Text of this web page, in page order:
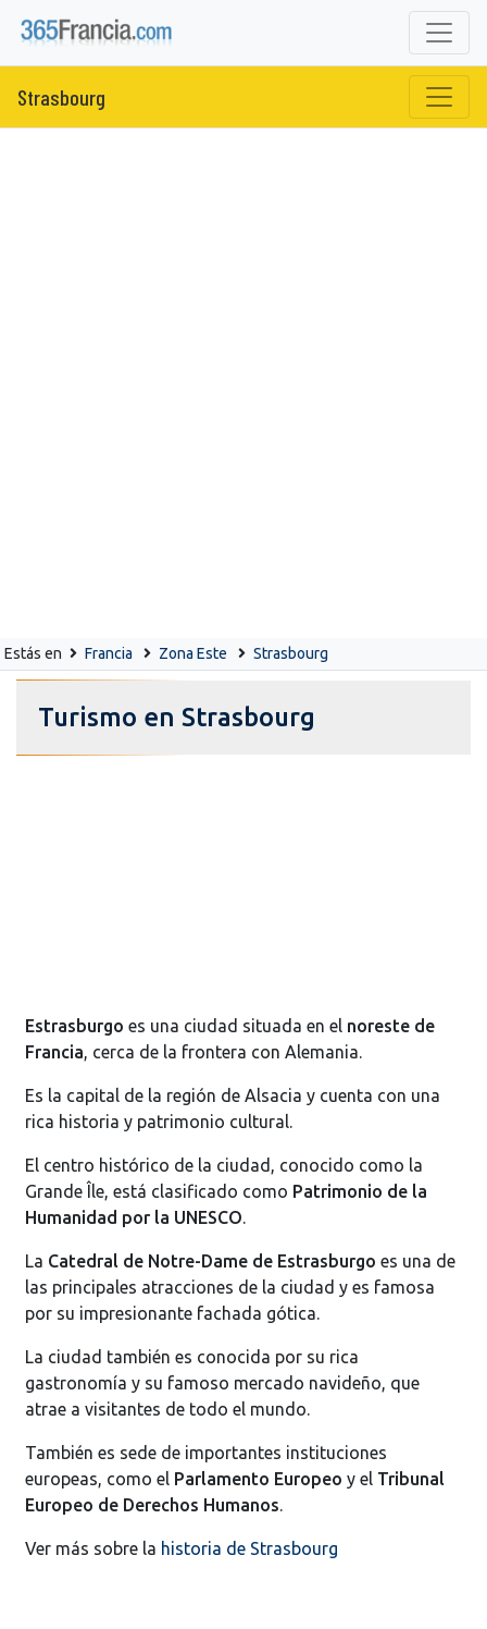
Strasbourg
Estás en Francia Zona Este Strasbourg
Turismo en Strasbourg
Estrasburgo es una ciudad situada en el noreste de
Francia, cerca de la frontera con Alemania.
Es la capital de la región de Alsacia y cuenta con una
rica historia y patrimonio cultural.
El centro histórico de la ciudad, conocido como la
Grande Île, está clasificado como Patrimonio de la
Humanidad por la UNESCO.
La Catedral de Notre-Dame de Estrasburgo es una de
las principales atracciones de la ciudad y es famosa
por su impresionante fachada gótica.
La ciudad también es conocida por su rica
gastronomía y su famoso mercado navideño, que
atrae a visitantes de todo el mundo.
También es sede de importantes instituciones
europeas, como el Parlamento Europeo y el Tribunal
Europeo de Derechos Humanos.
Ver más sobre la historia de Strasbourg